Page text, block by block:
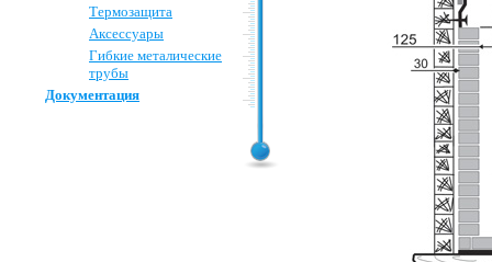
Термозащита
Аксессуары
Гибкие металические
трубы
Документация